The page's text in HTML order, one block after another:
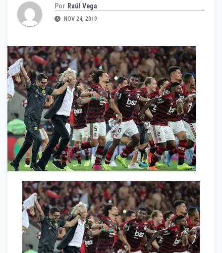
Por Raúl Vega
NOV 24, 2019